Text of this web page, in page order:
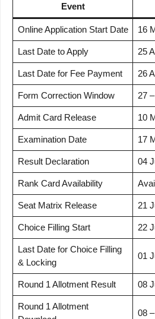
Event
Online Application Start Date 16
Last Date to Apply 25
Last Date for Fee Payment 26
Form Correction Window 27
Admit Card Release 10
Examination Date 17
Result Declaration 04
Rank Card Availability
Seat Matrix Release 21
Choice Filling Start 22
Last Date for Choice Filling
& Locking
01
Round 1 Allotment Result 08
Round 1 Allotment
08